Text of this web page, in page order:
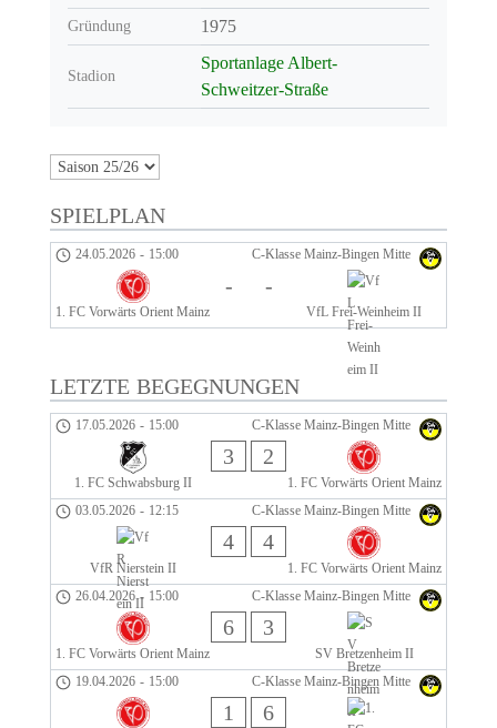
Gründung 1975
Stadion
Sportanlage Albert-
Schweitzer-Straße
SPIELPLAN
C-Klasse Mainz-Bingen Mitte
24.05.2026 - 15:00
1. FC Vorwärts Orient Mainz
- -
VfL Frei-Weinheim II
LETZTE BEGEGNUNGEN
C-Klasse Mainz-Bingen Mitte
17.05.2026 - 15:00
1. FC Schwabsburg II
3 2
1. FC Vorwärts Orient Mainz
C-Klasse Mainz-Bingen Mitte
03.05.2026 - 12:15
VfR Nierstein II
4 4
1. FC Vorwärts Orient Mainz
C-Klasse Mainz-Bingen Mitte
26.04.2026 - 15:00
1. FC Vorwärts Orient Mainz
6 3
SV Bretzenheim II
C-Klasse Mainz-Bingen Mitte
19.04.2026 - 15:00
1 6